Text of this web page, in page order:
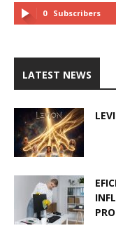
0 Subscribers
LATEST NEWS